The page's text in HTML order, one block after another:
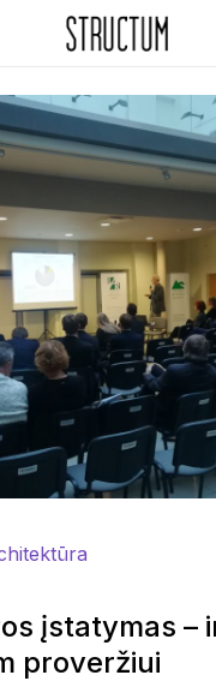
įstatymas –
proveržiui